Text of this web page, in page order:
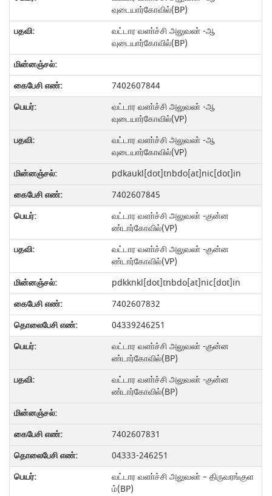
வுடையார்கோவில்(BP)
வட்டார வளா்ச்சி அலுவலா் -ஆ
வுடையார்கோவில்(BP)
7402607844
வட்டார வளா்ச்சி அலுவலா் -ஆ
வுடையார்கோவில்(VP)
வட்டார வளா்ச்சி அலுவலா் -ஆ
வுடையார்கோவில்(VP)
pdkaukl[dot]tnbdo[at]nic[dot]in
7402607845
வட்டார வளா்ச்சி அலுவலா் -குன்ன
ண்டார்கோவில்(VP)
வட்டார வளா்ச்சி அலுவலா் -குன்ன
ண்டார்கோவில்(VP)
pdkknkl[dot]tnbdo[at]nic[dot]in
7402607832
04339246251
வட்டார வளா்ச்சி அலுவலா் -குன்ன
ண்டார்கோவில்(BP)
வட்டார வளா்ச்சி அலுவலா் -குன்ன
ண்டார்கோவில்(BP)
7402607831
04333-246251
வட்டார வளா்ச்சி அலுவலா் – திருவரங்குள
ம்(BP)